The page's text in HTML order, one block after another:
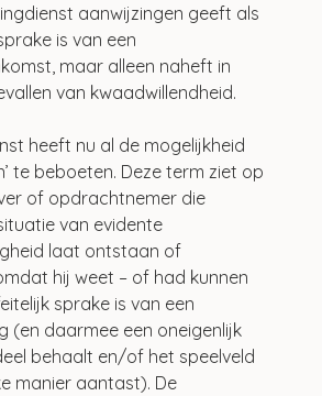
aanwijzingen geeft als
is van een
maar alleen naheft in
van kwaadwillendheid.
heeft nu al de mogelijkheid
te beboeten. Deze term ziet op
of opdrachtnemer die
van evidente
laat ontstaan of
hij weet – of had kunnen
sprake is van een
(en daarmee een oneigenlijk
behaalt en/of het speelveld
manier aantast). De